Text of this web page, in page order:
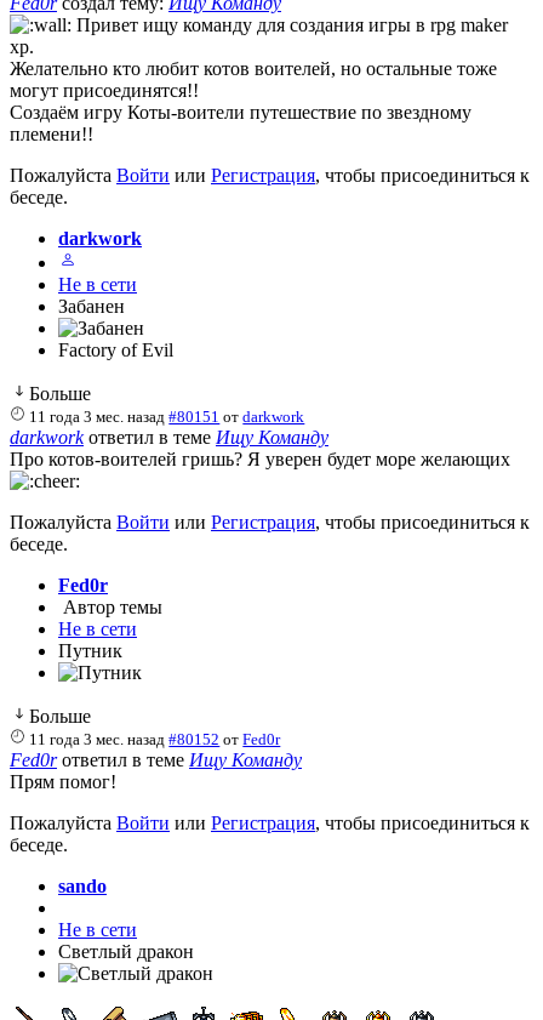
Привет ищу команду для создания игры в rpg maker
xp.
Желательно кто любит котов воителей, но остальные тоже
могут присоединятся!!
Создаём игру Коты-воители путешествие по звездному
племени!!
Пожалуйста Войти или Регистрация, чтобы присоединиться к
беседе.
darkwork
Не в сети
Забанен
Factory of Evil
Больше
11 года 3 мес. назад #80151 отdarkwork
darkworkответил в теме Ищу Команду
Про котов-воителей гришь? Я уверен будет море желающих
Пожалуйста Войти или Регистрация, чтобы присоединиться к
беседе.
Fed0r
Автор темы
Не в сети
Путник
Больше
11 года 3 мес. назад #80152 отFed0r
Fed0rответил в теме Ищу Команду
Прям помог!
Пожалуйста Войти или Регистрация, чтобы присоединиться к
беседе.
sando
Не в сети
Светлый дракон